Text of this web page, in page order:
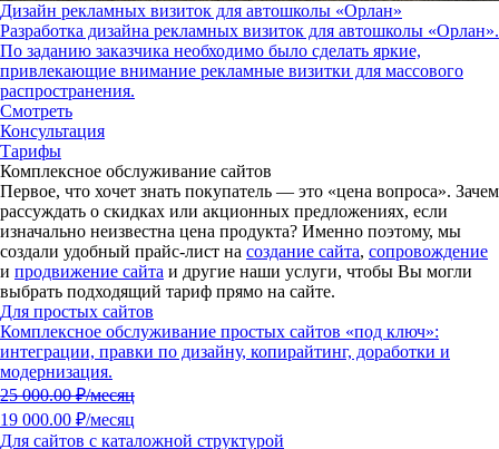
Дизайн рекламных визиток для автошколы «Орлан»
Разработка дизайна рекламных визиток для автошколы «Орлан».
По заданию заказчика необходимо было сделать яркие,
привлекающие внимание рекламные визитки для массового
распространения.
Смотреть
Консультация
Тарифы
Комплексное обслуживание сайтов
Первое, что хочет знать покупатель — это «цена вопроса». Зачем
рассуждать о скидках или акционных предложениях, если
изначально неизвестна цена продукта? Именно поэтому, мы
создали удобный прайс-лист на создание сайта, сопровождение
и продвижение сайта и другие наши услуги, чтобы Вы могли
выбрать подходящий тариф прямо на сайте.
Для простых сайтов
Комплексное обслуживание простых сайтов «под ключ»:
интеграции, правки по дизайну, копирайтинг, доработки и
модернизация.
25 000.00₽/месяц
19 000.00 ₽/месяц
Для сайтов с каталожной структурой